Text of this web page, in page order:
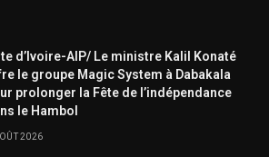
d’Ivoire-AIP/ Le ministre Kalil Konaté
le groupe Magic System à Dabakala
prolonger la Fête de l’indépendance
le Hambol
2026